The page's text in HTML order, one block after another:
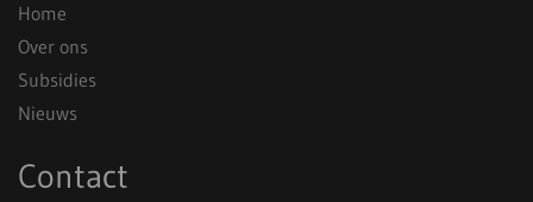
Home
Over ons
Subsidies
Nieuws
Contact